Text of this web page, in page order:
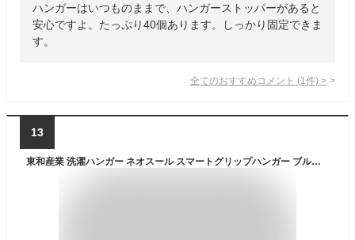
ハンガーはいつものままで、ハンガーストッパーがあると
安心ですよ。たっぷり40個あります。しっかり固定できま
す。
全てのおすすめコメント (1 件) >
13
東和産業 洗濯ハンガー ネオスール スマートグリップハンガー ブルー 約38×1×22.3cm 5本組